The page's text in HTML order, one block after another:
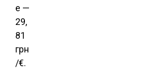
е —
29,
81
грн
/€.